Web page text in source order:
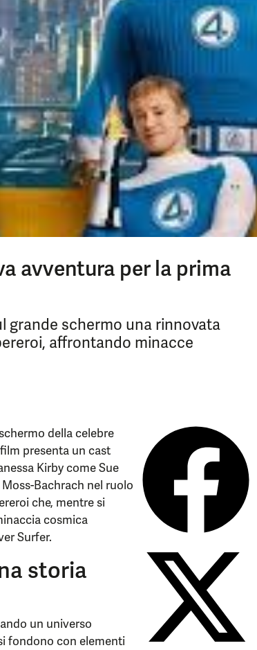
avventura per la prima
grande schermo una rinnovata
affrontando minacce
della celebre
presenta un cast
Kirby come Sue
Bachrach nel ruolo
che, mentre si
cosmica
Surfer.
storia
un universo
fondono con elementi